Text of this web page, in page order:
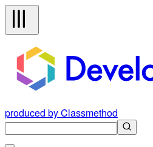
produced by Classmethod